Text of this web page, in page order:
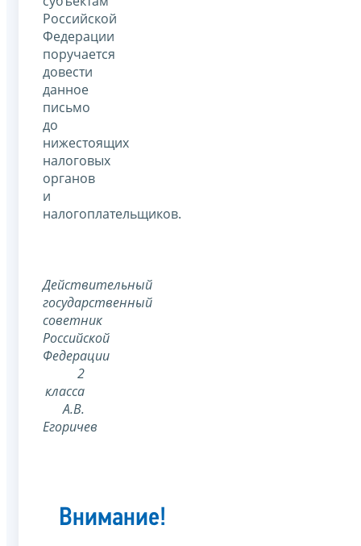
Российской
Федерации
поручается
довести
данное
письмо
до
нижестоящих
налоговых
органов
и
налогоплательщиков.
Действительный
государственный
советник
Российской
Федерации
2
класса
А.В.
Егоричев
Внимание!